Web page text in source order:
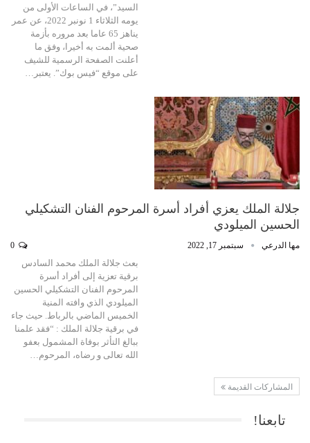
السيد”، في الساعات الأولى من
يومه الثلاثاء 1 نونبر 2022، عن عمر
يناهز 65 عاما بعد مروره بأزمة
صحية ألمت به أخيرا، وفق ما
أعلنت الصفحة الرسمية للشيف
على موقع “فيس بوك”. يعتبر…
جلالة الملك يعزي أفراد أسرة المرحوم الفنان التشكيلي
الحسين الميلودي
مها الدرعي سبتمبر 17, 2022
بعث جلالة الملك محمد السادس
برقية تعزية إلى أفراد أسرة
المرحوم الفنان التشكيلي الحسين
الميلودي الذي وافته المنية
الخميس الماضي بالرباط. حيث جاء
في برقية جلالة الملك : “فقد علمنا
ببالغ التأثر بوفاة المشمول بعفو
الله تعالى و رضاه، المرحوم…
المشاركات القديمة
تابعنا!